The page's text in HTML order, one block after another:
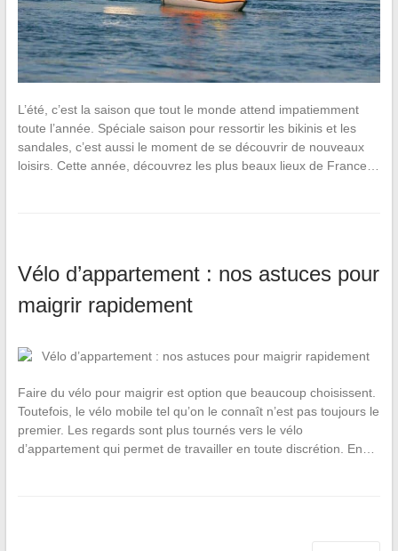
L’été, c’est la saison que tout le monde attend impatiemment
toute l’année. Spéciale saison pour ressortir les bikinis et les
sandales, c’est aussi le moment de se découvrir de nouveaux
loisirs. Cette année, découvrez les plus beaux lieux de France…
Vélo d’appartement : nos astuces pour
maigrir rapidement
Faire du vélo pour maigrir est option que beaucoup choisissent.
Toutefois, le vélo mobile tel qu’on le connaît n’est pas toujours le
premier. Les regards sont plus tournés vers le vélo
d’appartement qui permet de travailler en toute discrétion. En…